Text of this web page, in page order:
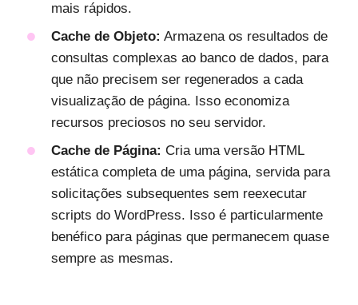
mais rápidos.
Cache de Objeto: Armazena os resultados de
consultas complexas ao banco de dados, para
que não precisem ser regenerados a cada
visualização de página. Isso economiza
recursos preciosos no seu servidor.
Cache de Página: Cria uma versão HTML
estática completa de uma página, servida para
solicitações subsequentes sem reexecutar
scripts do WordPress. Isso é particularmente
benéfico para páginas que permanecem quase
sempre as mesmas.